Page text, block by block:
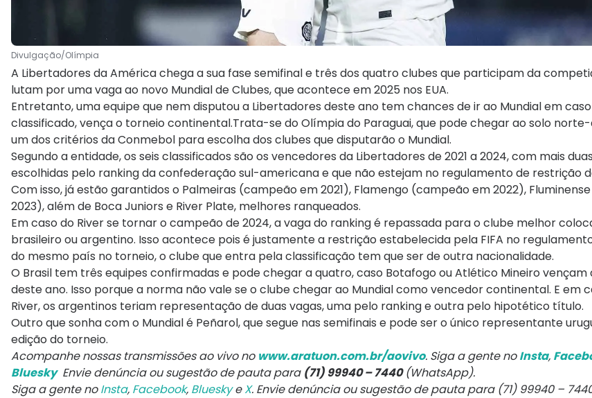
Divulgação/Olímpia
A Libertadores da América chega a sua fase semifinal e três dos quatro clubes que participam da
lutam por uma vaga ao novo Mundial de Clubes, que acontece em 2025 nos EUA.
Entretanto, uma equipe que nem disputou a Libertadores deste ano tem chances de ir ao Mundial em caso
classificado, vença o torneio continental.Trata-se do Olímpia do Paraguai, que pode chegar ao solo
um dos critérios da Conmebol para escolha dos clubes que disputarão o Mundial.
Segundo a entidade, os seis classificados são os vencedores da Libertadores de 2021 a 2024, com mais
escolhidas pelo ranking da confederação sul-americana e que não estejam no regulamento de restrição
Com isso, já estão garantidos o Palmeiras (campeão em 2021), Flamengo (campeão em 2022),
2023), além de Boca Juniors e River Plate, melhores ranqueados.
Em caso do River se tornar o campeão de 2024, a vaga do ranking é repassada para o clube melhor
brasileiro ou argentino. Isso acontece pois é justamente a restrição estabelecida pela FIFA no
do mesmo país no torneio, o clube que entra pela classificação tem que ser de outra nacionalidade.
O Brasil tem três equipes confirmadas e pode chegar a quatro, caso Botafogo ou Atlético Mineiro vençam
deste ano. Isso porque a norma não vale se o clube chegar ao Mundial como vencedor continental. E em
River, os argentinos teriam representação de duas vagas, uma pelo ranking e outra pelo hipotético título.
Outro que sonha com o Mundial é Peñarol, que segue nas semifinais e pode ser o único representante
edição do torneio.
Acompanhe nossas transmissões ao vivo no www.aratuon.com.br/aovivo. Siga a gente noInsta,
BlueskyEnvie denúncia ou sugestão de pauta para (71) 99940 – 7440(WhatsApp).
Siga a gente noInsta, Facebook, BlueskyeX. Envie denúncia ou sugestão de pauta para (71) 99940 –